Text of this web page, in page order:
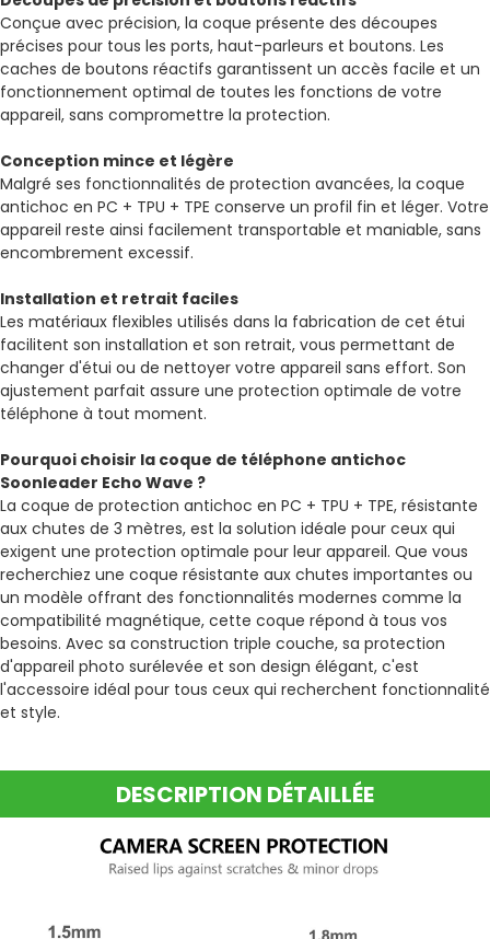
Conçue avec précision, la coque présente des découpes
précises pour tous les ports, haut-parleurs et boutons. Les
caches de boutons réactifs garantissent un accès facile et un
fonctionnement optimal de toutes les fonctions de votre
appareil, sans compromettre la protection.
Conception mince et légère
Malgré ses fonctionnalités de protection avancées, la coque
antichoc en PC + TPU + TPE conserve un profil fin et léger. Votre
appareil reste ainsi facilement transportable et maniable, sans
encombrement excessif.
Installation et retrait faciles
Les matériaux flexibles utilisés dans la fabrication de cet étui
facilitent son installation et son retrait, vous permettant de
changer d'étui ou de nettoyer votre appareil sans effort. Son
ajustement parfait assure une protection optimale de votre
téléphone à tout moment.
Pourquoi choisir la coque de téléphone antichoc
Soonleader Echo Wave ?
La coque de protection antichoc en PC + TPU + TPE, résistante
aux chutes de 3 mètres, est la solution idéale pour ceux qui
exigent une protection optimale pour leur appareil. Que vous
recherchiez une coque résistante aux chutes importantes ou
un modèle offrant des fonctionnalités modernes comme la
compatibilité magnétique, cette coque répond à tous vos
besoins. Avec sa construction triple couche, sa protection
d'appareil photo surélevée et son design élégant, c'est
l'accessoire idéal pour tous ceux qui recherchent fonctionnalité
et style.
DESCRIPTION DÉTAILLÉE